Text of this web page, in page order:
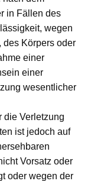
in Fällen des
wegen
des Körpers oder
einer
einer
wesentlicher
die Verletzung
ist jedoch auf
Vorsatz oder
oder wegen der